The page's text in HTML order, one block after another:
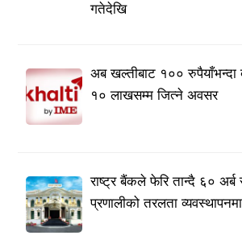
गतेदेखि
अब खल्तीबाट १०० रुपैयाँभन्दा
१० लाखसम्म जित्ने अवसर
राष्ट्र बैंकले फेरि तान्दै ६०
प्रणालीको तरलता